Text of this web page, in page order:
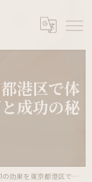
港区で体
成功の秘
京都港区で体感するための施術選びと成功の秘訣